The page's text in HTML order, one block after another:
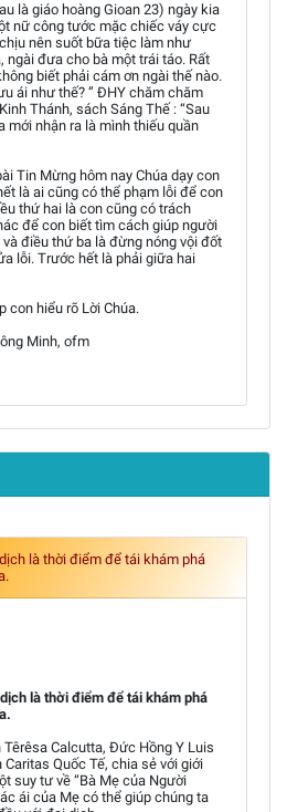
là giáo hoàng Gioan 23) ngày kia
nữ công tước mặc chiếc váy cực
nên suốt bữa tiệc làm như
ngài đưa cho bà một trái táo. Rất
biết phải cám ơn ngài thế nào.
ái như thế? ” ĐHY chăm chăm
Thánh, sách Sáng Thế : “Sau
mới nhận ra là mình thiếu quần
Tin Mừng hôm nay Chúa dạy con
là ai cũng có thể phạm lỗi để con
thứ hai là con cũng có trách
để con biết tìm cách giúp người
điều thứ ba là đừng nóng vội đốt
lỗi. Trước hết là phải giữa hai
con hiểu rõ Lời Chúa.
Minh, ofm
là thời điểm để tái khám phá
là thời điểm để tái khám phá
Têrêsa Calcutta, Đức Hồng Y Luis
Caritas Quốc Tế, chia sẻ với giới
suy tư về “Bà Mẹ của Người
ái của Mẹ có thể giúp chúng ta